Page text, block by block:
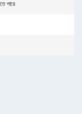
পারে